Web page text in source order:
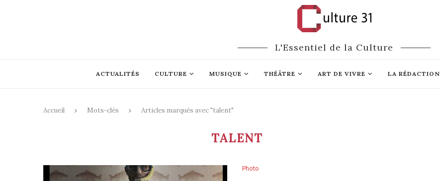
L'Essentiel de la Culture
ACTUALITÉS CULTURE MUSIQUE THÉÂTRE ART DE VIVRE LA RÉDACTION
Accueil Mots-clés Articles marqués avec "talent"
TALENT
Photo